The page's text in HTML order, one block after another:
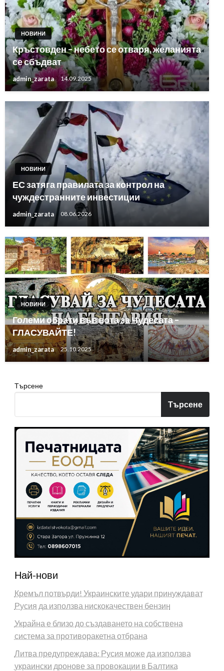
НОВИНИ
Кръстовден – небето се отваря, желанията
се сбъдват
admin_zarata 14.09.2025
НОВИНИ
ЕС затяга правилата за контрол на
чуждестранните инвестиции
admin_zarata 08.06.2026
НОВИНИ
Големи обрати във вота за Чудесата –
ГЛАСУВАЙТЕ!
admin_zarata 25.10.2025
Търсене
Търсене
Най-нови
Кремъл потвърди! Украинските удари принуждават
Русия да използва нискокачествен бензин
Украйна е близо до създаването на собствена
система за противоракетна отбрана
Литва предупреждава: Русия може да използва
украински дронове за провокации в Балтика